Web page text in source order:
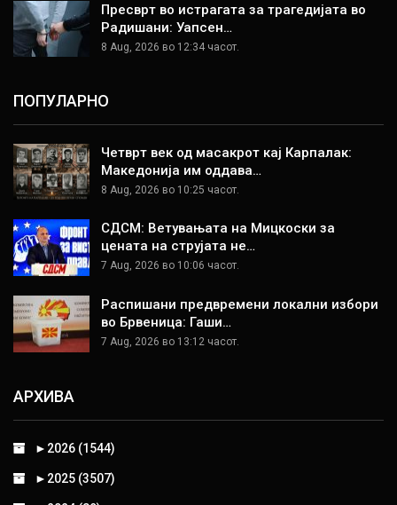
Пресврт во истрагата за трагедијата во
Радишани: Уапсен…
8 Aug, 2026 во 12:34 часот.
ПОПУЛАРНО
Четврт век од масакрот кај Карпалак:
Македонија им оддава…
8 Aug, 2026 во 10:25 часот.
СДСМ: Ветувањата на Мицкоски за
цената на струјата не…
7 Aug, 2026 во 10:06 часот.
Распишани предвремени локални избори
во Брвеница: Гаши…
7 Aug, 2026 во 13:12 часот.
АРХИВА
► 2026 (1544)
► 2025 (3507)